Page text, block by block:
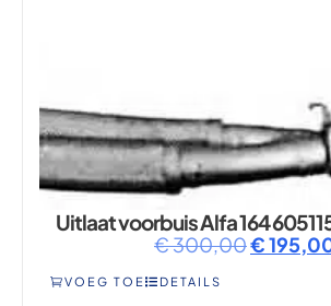
Uitlaat voorbuis Alfa 164
€300,00€
VOEG TOE DETAILS